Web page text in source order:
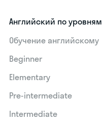
Английский по уровням
Обучение английскому
Beginner
Elementary
Pre-intermediate
Intermediate